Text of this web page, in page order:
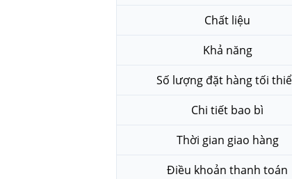
Chất liệu
Khả năng
Số lượng đặt hàng tối
Chi tiết bao bì
Thời gian giao hàng
Điều khoản thanh toán